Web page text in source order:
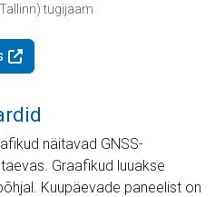
tugijaam
näitavad GNSS-
Graafikud luuakse
Kuupäevade paneelist on